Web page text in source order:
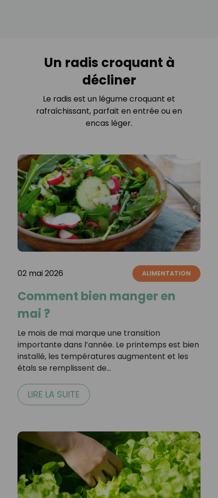
Un radis croquant à
décliner
Le radis est un légume croquant et
rafraîchissant, parfait en entrée ou en
encas léger.
02 mai 2026 ALIMENTATION
Comment bien manger en
mai ?
Le mois de mai marque une transition
importante dans l’année. Le printemps est bien
installé, les températures augmentent et les
étals se remplissent de…
LIRE LA SUITE